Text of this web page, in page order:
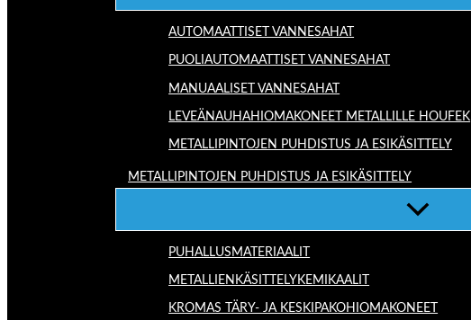
AUTOMAATTISET VANNESAHAT
PUOLIAUTOMAATTISET VANNESAHAT
MANUAALISET VANNESAHAT
LEVEÄNAUHAHIOMAKONEET METALLILLE HOUFEK
METALLIPINTOJEN PUHDISTUS JA ESIKÄSITTELY
METALLIPINTOJEN PUHDISTUS JA ESIKÄSITTELY
PUHALLUSMATERIAALIT
METALLIENKÄSITTELYKEMIKAALIT
KROMAS TÄRY- JA KESKIPAKOHIOMAKONEET